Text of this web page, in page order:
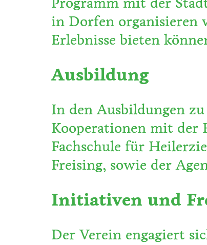
in Dorfen organisieren
Erlebnisse bieten
Ausbildung
In den Ausbildungen
Kooperationen mit der
Fachschule für
Freising, sowie der
Initiativen und
Der Verein engagiert